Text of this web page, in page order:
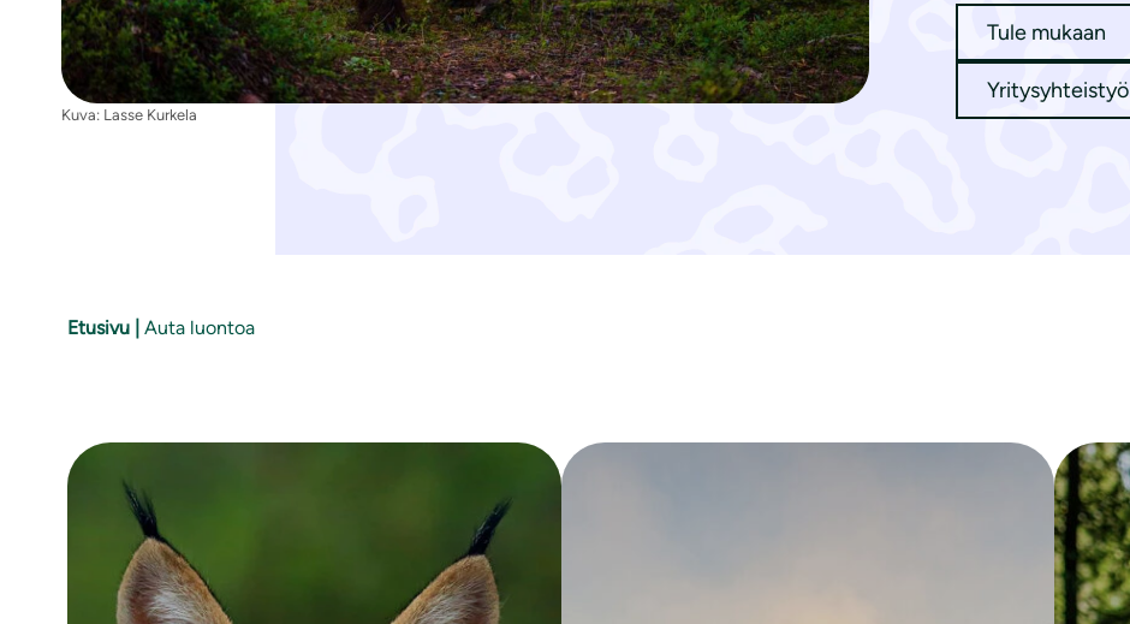
i
Kuva: Lasse Kurkela
Tule mukaan
Yritysyhteistyö
Etusivu Auta luontoa